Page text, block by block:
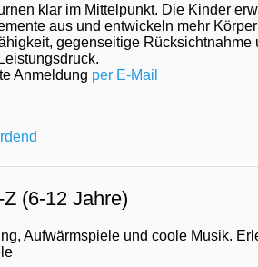
klar im Mittelpunkt. Die Kinder
aus und entwickeln mehr
gegenseitige
Anmeldung per E-Mail
(6-12 Jahre)
Aufwärmspiele und coole Musik.